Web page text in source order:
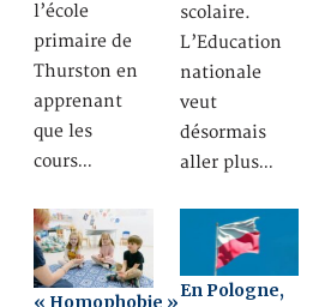
l’école
primaire de
Thurston en
apprenant
que les
cours…
scolaire.
L’Education
nationale
veut
désormais
aller plus…
« Homophobie »
En Pologne,